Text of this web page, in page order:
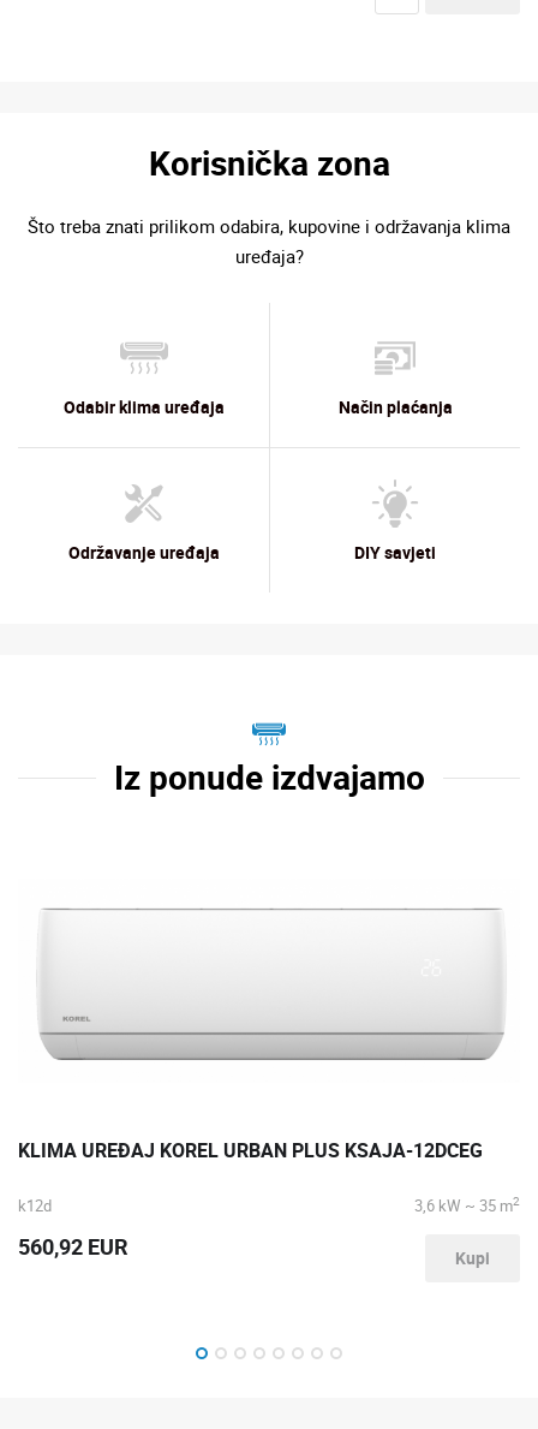
Korisnička zona
Što treba znati prilikom odabira, kupovine i održavanja klima
uređaja?
Odabir klima uređaja Način plaćanja
Održavanje uređaja DIY savjeti
Iz ponude izdvajamo
KLIMA UREĐAJ KOREL URBAN PLUS KSAJA-12DCEG
k12d 3,6 kW ~ 35 m2
560,92 EUR Kupi